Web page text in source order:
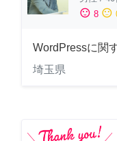
sentiment_satisfied 8 sentiment_neutral
WordPressに関
埼玉県